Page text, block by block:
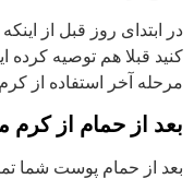
در ابتدای روز قبل از
کنید قبلا هم توصیه کرده
مرحله آخر استفاده از
بعد از حمام از کرم
بعد از حمام پوست شما